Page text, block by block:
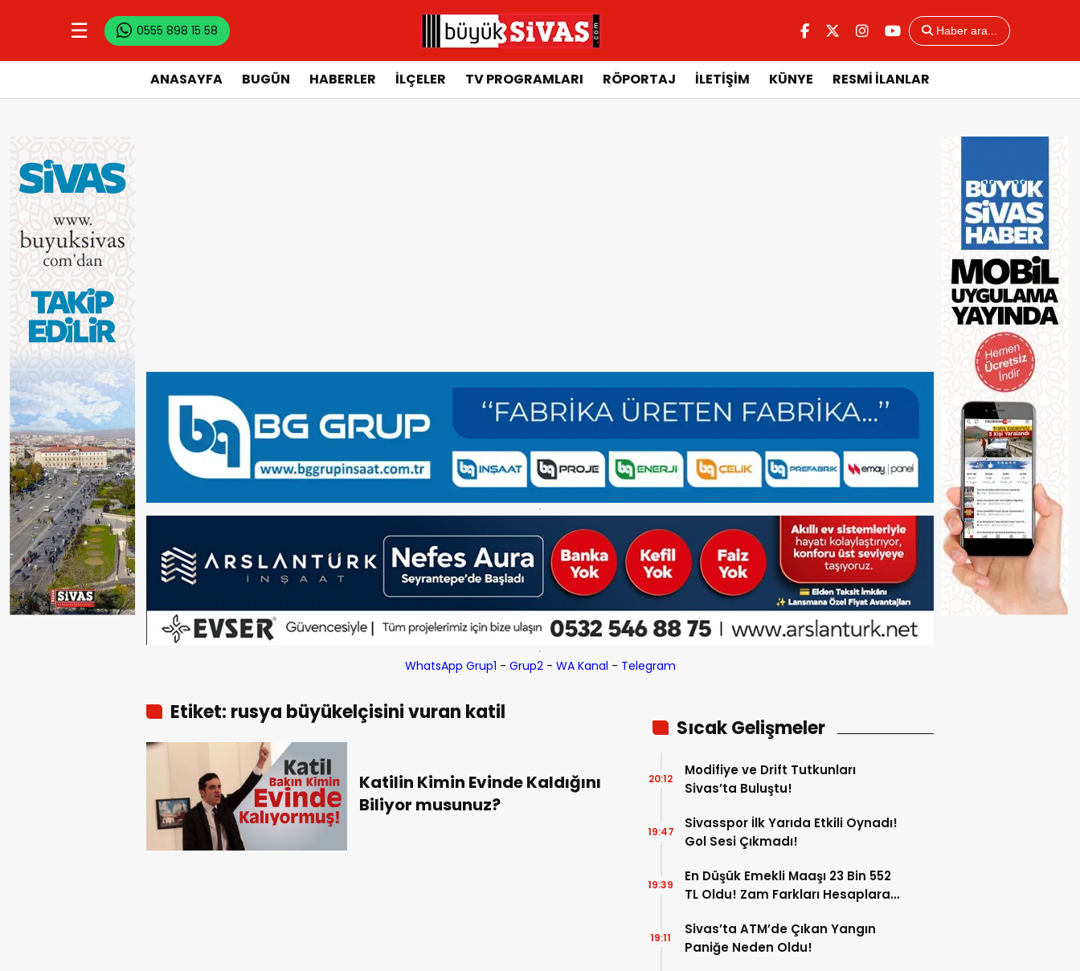
☰ 0555 898 15 58 Haber ara...
ANASAYFA BUGÜN HABERLER İLÇELER TV PROGRAMLARI RÖPORTAJ İLETİŞİM KÜNYE RESMİ İLANLAR
WhatsApp Grup1 - Grup2- WA Kanal - Telegram
Etiket: rusya büyükelçisini vuran katil
Katilin Kimin Evinde Kaldığını
Biliyor musunuz?
Sıcak Gelişmeler
Modifiye ve Drift Tutkunları
Sivas’ta Buluştu!
20:12
Sivasspor İlk Yarıda Etkili Oynadı!
Gol Sesi Çıkmadı!
19:47
En Düşük Emekli Maaşı 23 Bin 552
TL Oldu! Zam Farkları Hesaplara
19:39
Sivas’ta ATM’de Çıkan Yangın
Paniğe Neden Oldu!
19:11